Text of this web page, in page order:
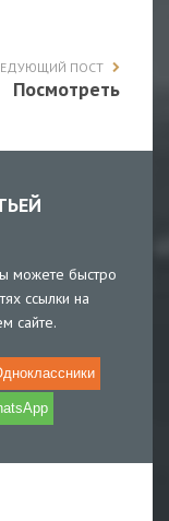
ПОСТ
Посмотреть
можете быстро
ссылки на
сайте.